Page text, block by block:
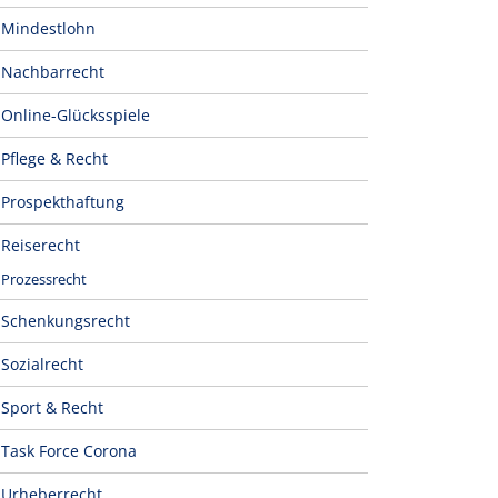
Mindestlohn
Nachbarrecht
Online-Glücksspiele
Pflege & Recht
Prospekthaftung
Reiserecht
Prozessrecht
Schenkungsrecht
Sozialrecht
Sport & Recht
Task Force Corona